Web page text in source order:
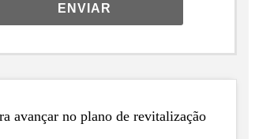
ENVIAR
avançar no plano de revitalização